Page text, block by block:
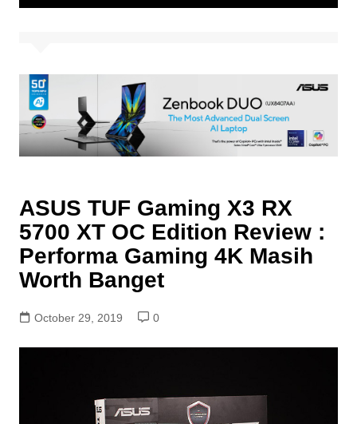
ASUS TUF Gaming X3 RX
5700 XT OC Edition Review :
Performa Gaming 4K Masih
Worth Banget
October 29, 2019 0